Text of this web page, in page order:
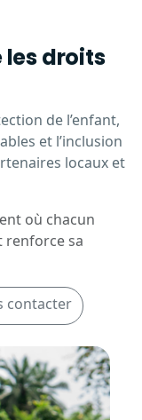
les droits
de l’enfant,
et l’inclusion
locaux et
où chacun
renforce sa
contacter